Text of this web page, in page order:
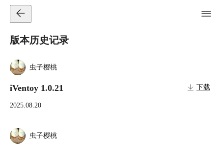
版本历史记录
虫子樱桃
iVentoy 1.0.21 下载
2025.08.20
虫子樱桃